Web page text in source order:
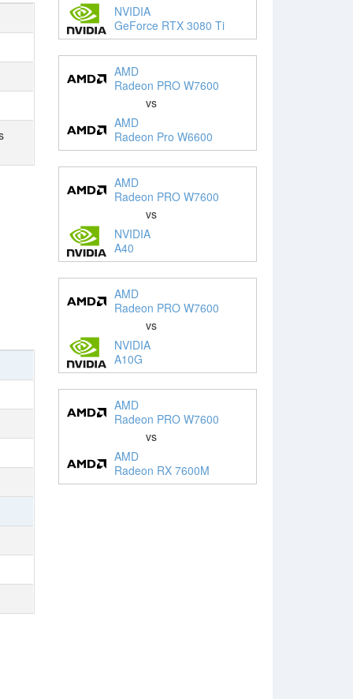
NVIDIA
GeForce RTX 3080 Ti
AMD
Radeon PRO W7600
vs
AMD
Radeon Pro W6600
AMD
Radeon PRO W7600
vs
NVIDIA
A40
AMD
Radeon PRO W7600
vs
NVIDIA
A10G
AMD
Radeon PRO W7600
vs
AMD
Radeon RX 7600M